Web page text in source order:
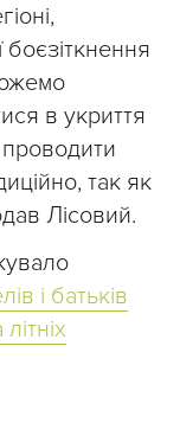
боєзіткнення
в укриття
так як
Лісовий.
і батьків